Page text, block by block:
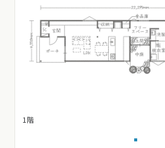
1階